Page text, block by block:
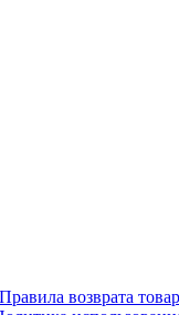
Правила возврата